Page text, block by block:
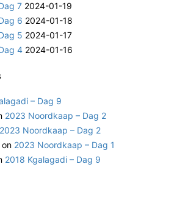
7 2024-01-19
6 2024-01-18
5 2024-01-17
4 2024-01-16
– Dag 9
2023 Noordkaap – Dag 2
2023 Noordkaap – Dag 2
on 2023 Noordkaap – Dag 1
2018 Kgalagadi – Dag 9